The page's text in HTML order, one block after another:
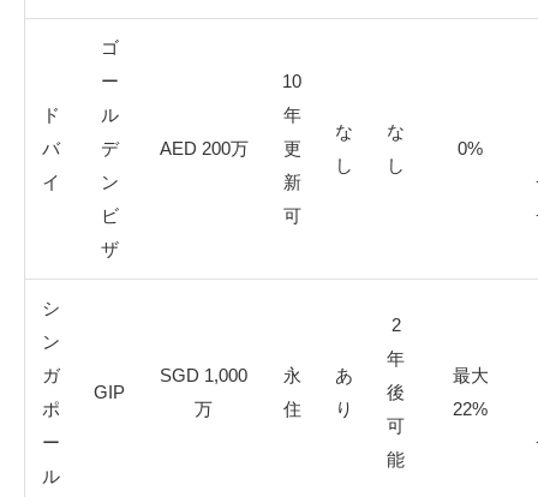
ド
バ
イ
ゴ
ー
ル
デ
ン
ビ
ザ
AED 200万
10
年
更
新
可
な
し
な
し
0%
シ
ン
ガ
ポ
ー
ル
GIP
SGD 1,000
万
永
住
あ
り
2
年
後
可
能
最大
22%